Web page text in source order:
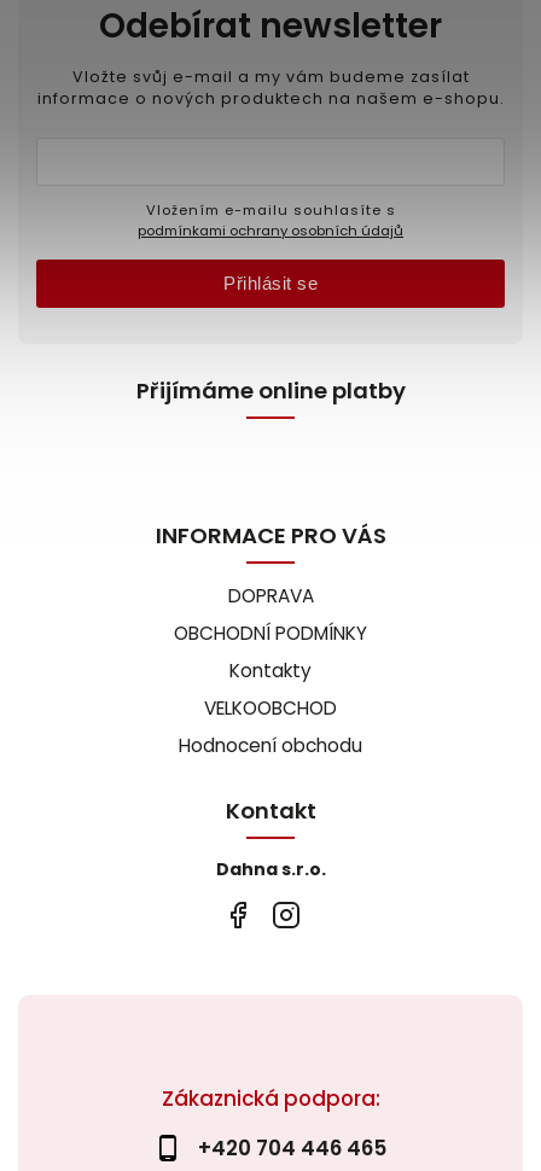
Zákaznická podpora:
+420 704 446 465
Odebírat newsletter
Vložte svůj e-mail a my vám budeme zasílat
informace o nových produktech na našem e-shopu.
podmínkami ochrany osobních údajů
Přihlásit se
Přijímáme online platby
INFORMACE PRO VÁS
DOPRAVA
OBCHODNÍ PODMÍNKY
Kontakty
VELKOOBCHOD
Hodnocení obchodu
Kontakt
Dahna s.r.o.